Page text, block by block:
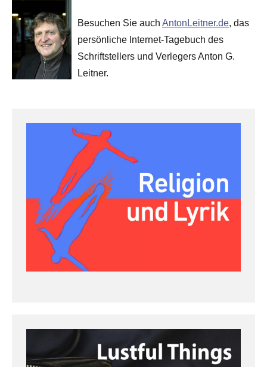
Besuchen Sie auch AntonLeitner.de, das
persönliche Internet-Tagebuch des
Schriftstellers und Verlegers Anton G.
Leitner.